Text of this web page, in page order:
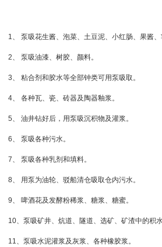
1、 泵吸花生酱、泡菜、土豆泥、小红肠、果酱、
2、 泵吸油漆、树胶、颜料。
3、 粘合剂和胶水等全部钟类可用泵吸取。
4、 各种瓦、瓷、砖器及陶器釉浆。
5、 油井钻好后，用泵吸沉积物及灌浆。
6、 泵吸各种污水。
7、 泵吸各种乳剂和填料。
8、 用泵为油轮、驳船清仓吸取仓内污水。
9、 啤酒花及发酵粉稀浆、糖浆、糖蜜。
10、泵吸矿井、炕道、隧道、选矿、矿渣中的积水
11、泵吸水泥灌浆及灰浆、各种橡胶浆。